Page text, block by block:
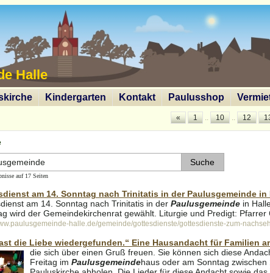
Halle
Kindergarten Kontakt Paulusshop
« 1 .. 10 .. 12
auf 17 Seiten
am 14. Sonntag nach Trinitatis in der Paulusgemeinde in
am 14. Sonntag nach Trinitatis in der Paulusgemeindein
wird der Gemeindekirchenrat gewählt. Liturgie und Predigt: Pfarrer
halle.de/gemeinde/gottesdienste/gottesdienste-zum-
die Liebe wiedergefunden.“ Eine Hausandacht für Familien
die sich über einen Gruß freuen. Sie können sich diese
Freitag im Paulusgemeindehaus oder am Sonntag